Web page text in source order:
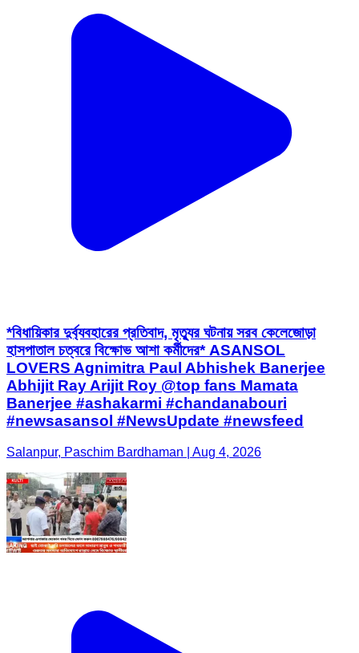
*বিধায়িকার দুর্ব্যবহারের প্রতিবাদ, মৃত্যুর ঘটনায় সরব কেলেজোড়া
হাসপাতাল চত্বরে বিক্ষোভ আশা কর্মীদের* ASANSOL
LOVERS Agnimitra Paul Abhishek Banerjee
Abhijit Ray Arijit Roy @top fans Mamata
Banerjee #ashakarmi #chandanabouri
#newsasansol #NewsUpdate #newsfeed
Salanpur, Paschim Bardhaman | Aug 4, 2026